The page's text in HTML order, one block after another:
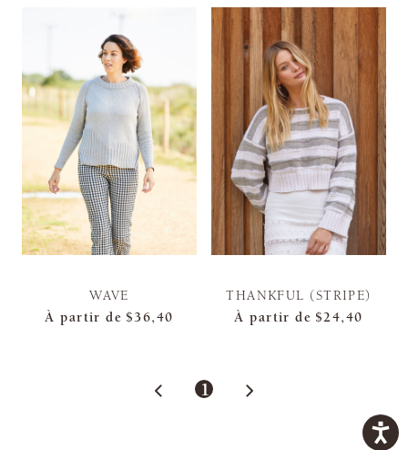
WAVE
À partir de $36,40
THANKFUL (STRIPE)
À partir de $24,40
1